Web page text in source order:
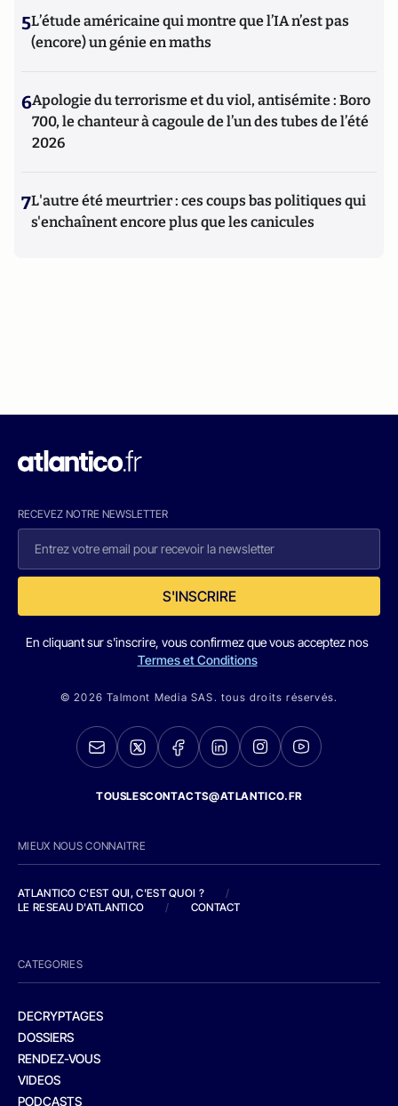
5L’étude américaine qui montre que l’IA n’est pas
(encore) un génie en maths
6Apologie du terrorisme et du viol, antisémite : Boro
700, le chanteur à cagoule de l’un des tubes de l’été
2026
7L'autre été meurtrier : ces coups bas politiques qui
s'enchaînent encore plus que les canicules
RECEVEZ NOTRE NEWSLETTER
S'INSCRIRE
En cliquant sur s'inscrire, vous confirmez que vous acceptez nos
Termes et Conditions
© 2026 Talmont Media SAS. tous droits réservés.
TOUSLESCONTACTS@ATLANTICO.FR
MIEUX NOUS CONNAITRE
ATLANTICO C'EST QUI, C'EST QUOI ?
/
LE RESEAU D'ATLANTICO
/ CONTACT
CATEGORIES
DECRYPTAGES
DOSSIERS
RENDEZ-VOUS
VIDEOS
PODCASTS